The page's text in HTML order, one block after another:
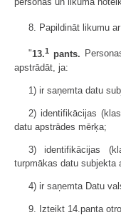
8. Papildināt likumu
"13.1 pants.
apstrādāt, ja:
1) ir saņemta datu
2) identifikācijas
datu apstrādes mērķa;
3) identifikācijas
turpmākas datu subjekta
4) ir saņemta Datu
9. Izteikt 14.panta